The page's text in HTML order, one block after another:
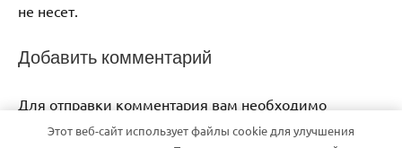
не несет.
Добавить комментарий
Для отправки комментария вам необходимо
авторизоваться
Этот веб-сайт использует файлы cookie для улучшения